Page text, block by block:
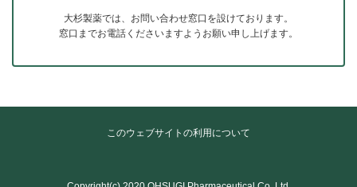
大杉製薬では、お問い合わせ窓口を設けております。
窓口までお電話くださいますようお願い申し上げます。
このウェブサイトの利用について